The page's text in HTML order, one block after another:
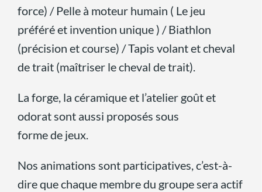
force) / Pelle à moteur humain ( Le jeu
préféré et invention unique ) / Biathlon
(précision et course) / Tapis volant et cheval
de trait (maîtriser le cheval de trait).
La forge, la céramique et l’atelier goût et
odorat sont aussi proposés sous
forme de jeux.
Nos animations sont participatives, c’est-à-
dire que chaque membre du groupe sera actif